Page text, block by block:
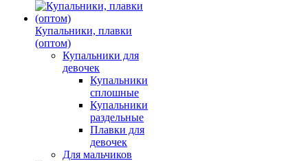
Купальники, плавки
(оптом)
Купальники для
девочек
Купальники
сплошные
Купальники
раздельные
Плавки для
девочек
Для мальчиков